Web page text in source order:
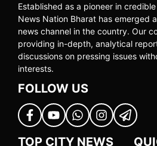
Established as a pioneer in
News Nation Bharat has emerged
news channel in the country. Our
providing in-depth, analytical
discussions on pressing issues
interests.
FOLLOW US
TOP CITY NEWS